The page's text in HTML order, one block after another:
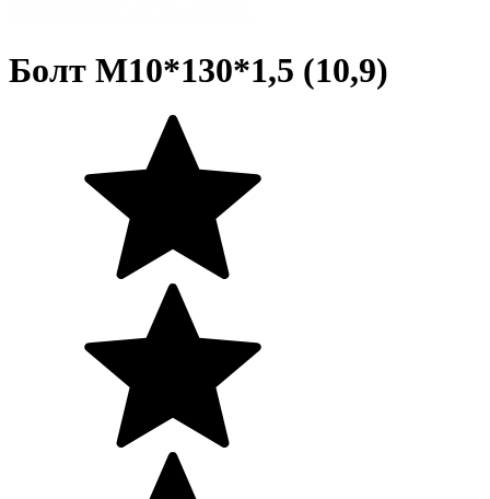
Болт М10*130*1,5 (10,9)